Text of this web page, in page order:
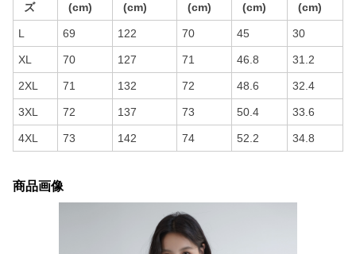
ズ
(cm)
(cm)
(cm)
(cm)
(cm)
L 69 122 70 45 30
XL 70 127 71 46.8 31.2
2XL 71 132 72 48.6 32.4
3XL 72 137 73 50.4 33.6
4XL 73 142 74 52.2 34.8
商品画像